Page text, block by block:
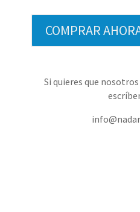
COMPRAR
Si quieres que